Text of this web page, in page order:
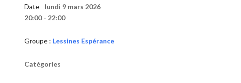
Date - lundi 9 mars 2026
20:00 - 22:00
Groupe : Lessines Espérance
Catégories